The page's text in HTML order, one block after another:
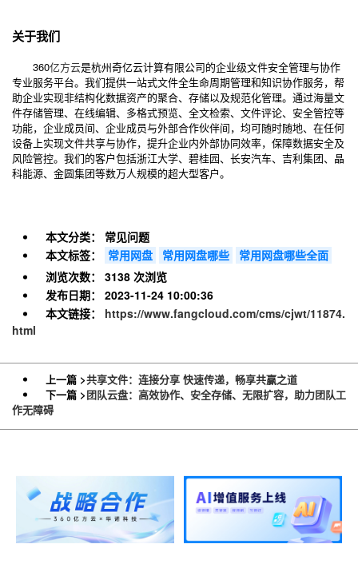
关于我们
360亿方云是杭州奇亿云计算有限公司的企业级文件安全管理与协作
专业服务平台。我们提供一站式文件全生命周期管理和知识协作服务，帮
助企业实现非结构化数据资产的聚合、存储以及规范化管理。通过海量文
件存储管理、在线编辑、多格式预览、全文检索、文件评论、安全管控等
功能，企业成员间、企业成员与外部合作伙伴间，均可随时随地、在任何
设备上实现文件共享与协作，提升企业内外部协同效率，保障数据安全及
风险管控。我们的客户包括浙江大学、碧桂园、长安汽车、吉利集团、晶
科能源、金圆集团等数万人规模的超大型客户。
本文分类：
常见问题
本文标签：
常用网盘 常用网盘哪些
常用网盘哪些全面
浏览次数：
3138 次浏览
发布日期：
2023-11-24 10:00:36
本文链接：
https://www.fangcloud.com/cms/cjwt/11874.
html
上一篇 >共享文件：连接分享 快速传递，畅享共赢之道
下一篇 >团队云盘：高效协作、安全存储、无限扩容，助力团队工
作无障碍